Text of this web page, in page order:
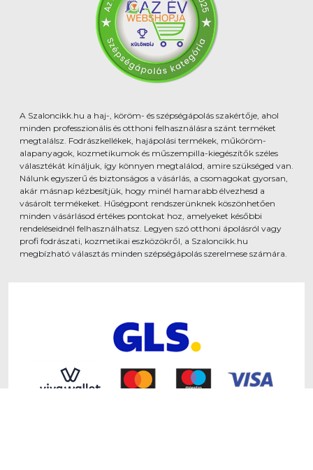
A Szaloncikk.hu a haj-, köröm- és szépségápolás szakértője, ahol
minden professzionális és otthoni felhasználásra szánt terméket
megtalálsz. Fodrászkellékek, hajápolási termékek, műköröm-
alapanyagok, kozmetikumok és műszempilla-kiegészítők széles
választékát kínáljuk, így könnyen megtalálod, amire szükséged van.
Nálunk egyszerű és biztonságos a vásárlás, a csomagokat gyorsan,
akár másnap kézbesítjük, hogy minél hamarabb élvezhesd a
vásárolt termékeket. Hűségpont rendszerünknek köszönhetően
minden vásárlásod értékes pontokat hoz, amelyeket későbbi
rendeléseidnél felhasználhatsz. Legyen szó otthoni ápolásról vagy
profi fodrászati, kozmetikai eszközökről, a Szaloncikk.hu
megbízható választás minden szépségápolás szerelmese számára.